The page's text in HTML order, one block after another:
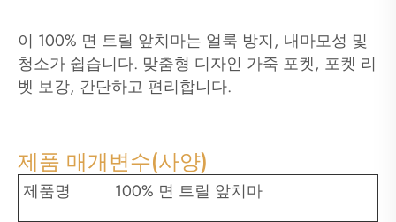
이 100% 면 트릴 앞치마는 얼룩 방지, 내마모성 및
청소가 쉽습니다. 맞춤형 디자인 가죽 포켓, 포켓 리
벳 보강, 간단하고 편리합니다.
제품 매개변수(사양)
제품명 100% 면 트릴 앞치마